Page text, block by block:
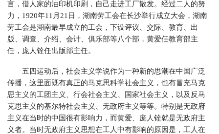
言，借人家的油印机印刷，自己走进工厂散发。经过二人的努
力，1920年11月21日，湖南劳工会在长沙举行成立大会，湖南
劳工会是湖南最早成立的工会，下设评议、交际、教育、出
版、调查、介绍、会计、俱乐部等八个部，黄爱任教育部主
任，庞人铨任出版部主任。
五四运动后，社会主义学说作为一种新的思潮在中国广泛
传播，这里面既有真正的马克思科学社会主义，也有冒充马克
思主义的工团主义、行会社会主义、国家社会主义，以及反马
克思主义的基尔特社会主义、无政府主义等等。特别是无政府
主义在当时的中国很有影响力，而黄爱、庞人铨就是无政府主
义者。当时无政府主义思想在工人中有影响的原因是，工人在